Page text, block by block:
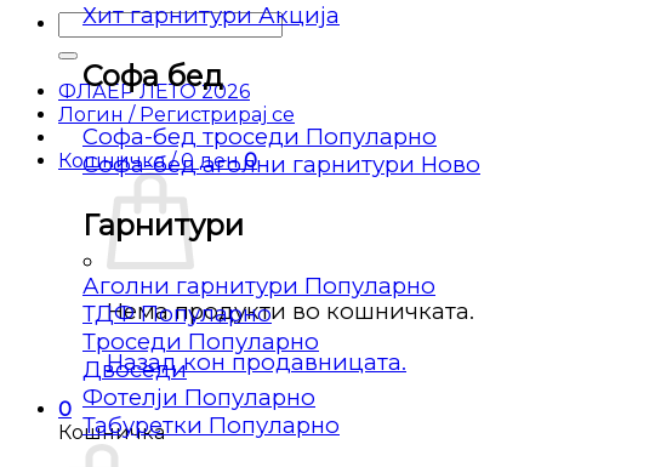
Барај
за:
ФЛАЕР ЛЕТО 2026
Логин / Регистрирај се
Кошничка /0 ден 0
Нема продукти во кошничката.
Назад кон продавницата.
0
Кошничка
Хит гарнитури
Софа бед
Софа-бед троседи
Софа-бед аголни гарнитури
Гарнитури
Аголни гарнитури
ТДФ
Троседи
Двоседи
Фотелји
Табуретки